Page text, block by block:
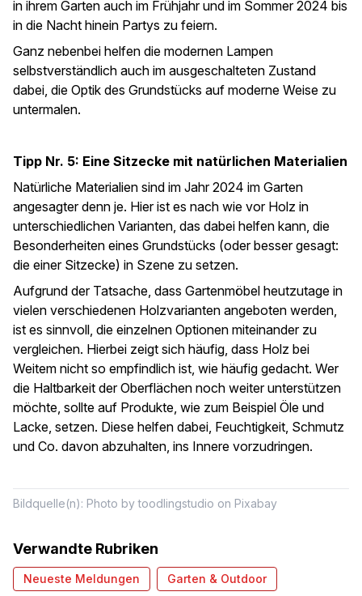
in ihrem Garten auch im Frühjahr und im Sommer 2024 bis
in die Nacht hinein Partys zu feiern.
Ganz nebenbei helfen die modernen Lampen
selbstverständlich auch im ausgeschalteten Zustand
dabei, die Optik des Grundstücks auf moderne Weise zu
untermalen.
Tipp Nr. 5: Eine Sitzecke mit natürlichen Materialien
Natürliche Materialien sind im Jahr 2024 im Garten
angesagter denn je. Hier ist es nach wie vor Holz in
unterschiedlichen Varianten, das dabei helfen kann, die
Besonderheiten eines Grundstücks (oder besser gesagt:
die einer Sitzecke) in Szene zu setzen.
Aufgrund der Tatsache, dass Gartenmöbel heutzutage in
vielen verschiedenen Holzvarianten angeboten werden,
ist es sinnvoll, die einzelnen Optionen miteinander zu
vergleichen. Hierbei zeigt sich häufig, dass Holz bei
Weitem nicht so empfindlich ist, wie häufig gedacht. Wer
die Haltbarkeit der Oberflächen noch weiter unterstützen
möchte, sollte auf Produkte, wie zum Beispiel Öle und
Lacke, setzen. Diese helfen dabei, Feuchtigkeit, Schmutz
und Co. davon abzuhalten, ins Innere vorzudringen.
Bildquelle(n): Photo by toodlingstudio on Pixabay
Verwandte Rubriken
Neueste Meldungen Garten & Outdoor